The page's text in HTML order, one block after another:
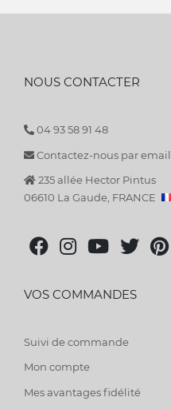
NOUS CONTACTER
04 93 58 91 48
Contactez-nous par email
235 allée Hector Pintus
06610 La Gaude, FRANCE
VOS COMMANDES
Suivi de commande
Mon compte
Mes avantages fidélité